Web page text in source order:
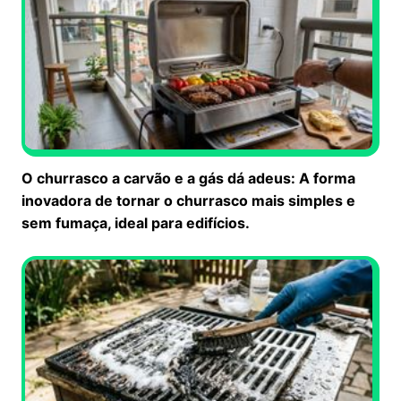
O churrasco a carvão e a gás dá adeus: A forma
inovadora de tornar o churrasco mais simples e
sem fumaça, ideal para edifícios.